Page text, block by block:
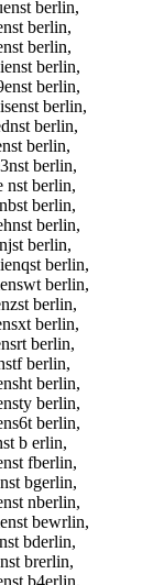
berlin,
berlin,
berlin,
berlin,
berlin,
berlin,
berlin,
berlin,
berlin,
nst berlin,
berlin,
berlin,
berlin,
berlin,
berlin,
berlin,
berlin,
berlin,
berlin,
berlin,
berlin,
berlin,
b erlin,
fberlin,
bgerlin,
nberlin,
bewrlin,
bderlin,
brerlin,